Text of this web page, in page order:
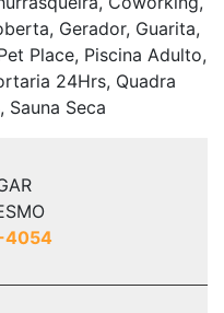
4054
Gerador, Guarita,
Place, Piscina Adulto,
24Hrs, Quadra
Sauna Seca